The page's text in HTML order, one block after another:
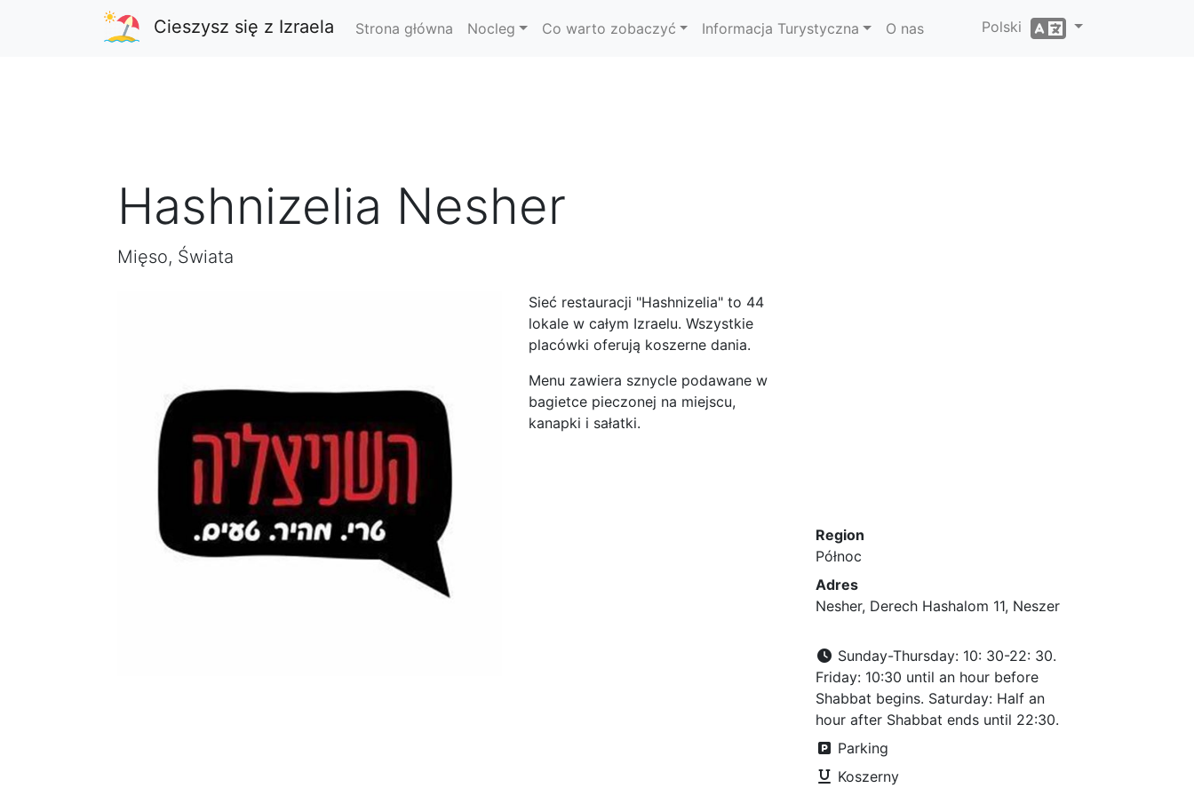
Cieszysz się z Izraela Strona główna Nocleg Co warto zobaczyć Informacja Turystyczna O nas Polski
Hashnizelia Nesher
Mięso, Świata
Sieć restauracji "Hashnizelia" to 44
lokale w całym Izraelu. Wszystkie
placówki oferują koszerne dania.
Menu zawiera sznycle podawane w
bagietce pieczonej na miejscu,
kanapki i sałatki.
Region
Północ
Adres
Nesher, Derech Hashalom 11, Neszer
Sunday-Thursday: 10: 30-22: 30.
Friday: 10:30 until an hour before
Shabbat begins. Saturday: Half an
hour after Shabbat ends until 22:30.
Parking
Koszerny